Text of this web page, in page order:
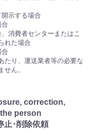
示する場合
消費者センターまたはこ
れた場合
たり、運送業者等の必要な
ん。
correction,
person
止･削除依頼